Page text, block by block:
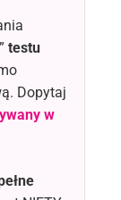
testu
Dopytaj
w